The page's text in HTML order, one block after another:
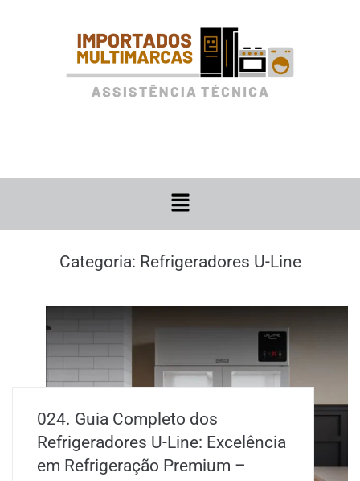
Categoria: Refrigeradores U-Line
024. Guia Completo dos
Refrigeradores U-Line: Excelência
em Refrigeração Premium –